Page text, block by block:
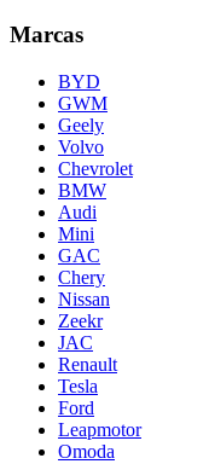
Marcas
BYD
GWM
Geely
Volvo
Chevrolet
BMW
Audi
Mini
GAC
Chery
Nissan
Zeekr
JAC
Renault
Tesla
Ford
Leapmotor
Omoda